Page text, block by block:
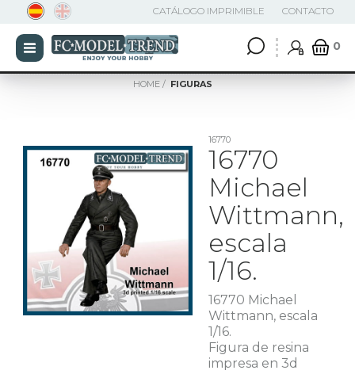
0
CATÁLOGO IMPRIMIBLE CONTACTO
HOME FIGURAS
16770
16770
Michael
Wittmann,
escala
1/16.
16770 Michael
Wittmann, escala
1/16.
Figura de resina
impresa en 3d